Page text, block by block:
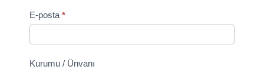
E-posta*
Kurumu / Ünvanı